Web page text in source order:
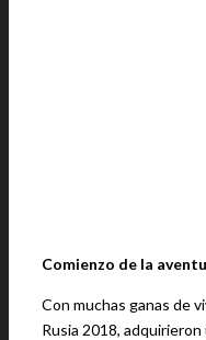
Comienzo de la
Con muchas ganas de
Rusia 2018,